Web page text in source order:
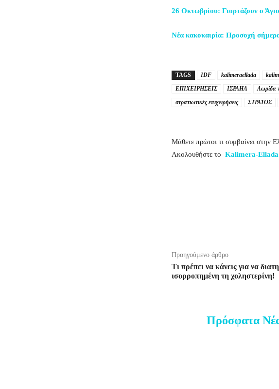
26 Οκτωβρίου: Γιορτάζουν ο
Νέα κακοκαιρία: Προσοχή σήμερα
TAGS IDF kalimeraellada
ΕΠΙΧΕΙΡΗΣΕΙΣ
ΙΣΡΑΗΛ Λωρίδα
στρατιωτικές επιχειρήσεις
ΣΤΡΑΤΟΣ
Μάθετε πρώτοι τι συμβαίνει στην
Ακολουθήστε το Kalimera-
Προηγούμενο άρθρο
Τι πρέπει να κάνεις για να
ισορροπημένη τη χοληστερίνη!
Πρόσφατα